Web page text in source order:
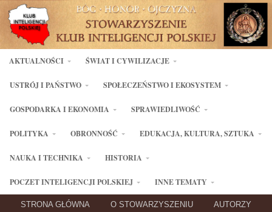
AKTUALNOŚCI ŚWIAT I CYWILIZACJE
USTRÓJ I PAŃSTWO SPOŁECZEŃSTWO I EKOSYSTEM
GOSPODARKA I EKONOMIA SPRAWIEDLIWOŚĆ
POLITYKA OBRONNOŚĆ EDUKACJA, KULTURA, SZTUKA
NAUKA I TECHNIKA HISTORIA
POCZET INTELIGENCJI POLSKIEJ INNE TEMATY
STRONA GŁÓWNA O STOWARZYSZENIU AUTORZY